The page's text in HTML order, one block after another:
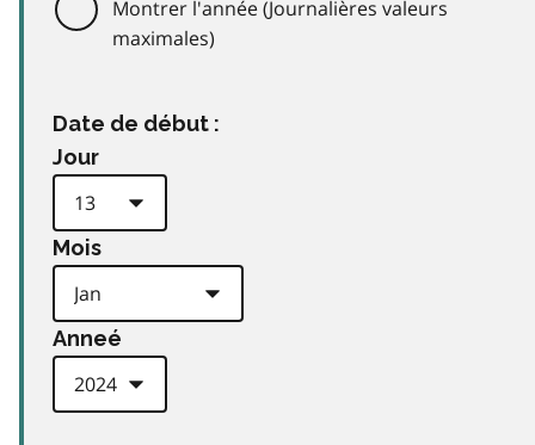
Montrer l'année (Journalières valeurs
maximales)
Date de début :
Jour
Mois
Anneé